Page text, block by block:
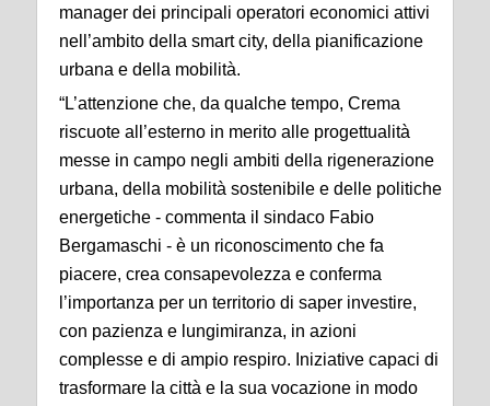
manager dei principali operatori economici attivi
nell’ambito della smart city, della pianificazione
urbana e della mobilità.
“L’attenzione che, da qualche tempo, Crema
riscuote all’esterno in merito alle progettualità
messe in campo negli ambiti della rigenerazione
urbana, della mobilità sostenibile e delle politiche
energetiche - commenta il sindaco Fabio
Bergamaschi - è un riconoscimento che fa
piacere, crea consapevolezza e conferma
l’importanza per un territorio di saper investire,
con pazienza e lungimiranza, in azioni
complesse e di ampio respiro. Iniziative capaci di
trasformare la città e la sua vocazione in modo